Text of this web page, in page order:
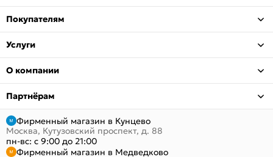
Покупателям
Услуги
О компании
Партнёрам
Фирменный магазин в Кунцево
Москва, Кутузовский проспект, д. 88
пн-вс: с 9:00 до 21:00
Фирменный магазин в Медведково